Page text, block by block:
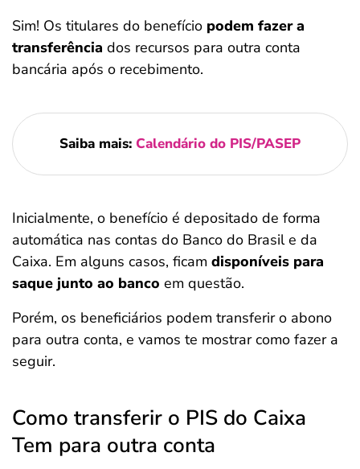
Sim! Os titulares do benefício podem fazer a
transferência dos recursos para outra conta
bancária após o recebimento.
Saiba mais: Calendário do PIS/PASEP
Inicialmente, o benefício é depositado de forma
automática nas contas do Banco do Brasil e da
Caixa. Em alguns casos, ficam disponíveis para
saque junto ao banco em questão.
Porém, os beneficiários podem transferir o abono
para outra conta, e vamos te mostrar como fazer a
seguir.
Como transferir o PIS do Caixa
Tem para outra conta